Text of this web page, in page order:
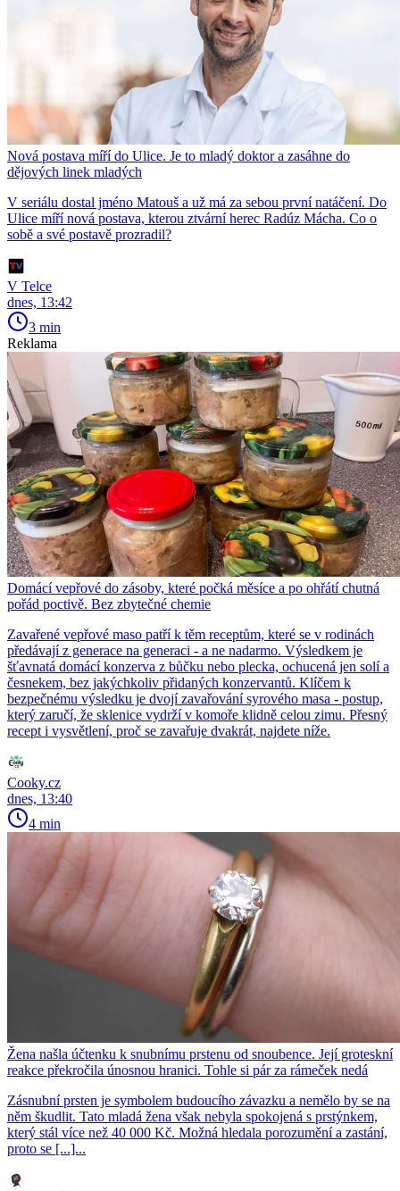
Nová postava míří do Ulice. Je to mladý doktor a zasáhne do
dějových linek mladých
V seriálu dostal jméno Matouš a už má za sebou první natáčení. Do
Ulice míří nová postava, kterou ztvární herec Radúz Mácha. Co o
sobě a své postavě prozradil?
V Telce
dnes, 13:42
3 min
Reklama
Domácí vepřové do zásoby, které počká měsíce a po ohřátí chutná
pořád poctivě. Bez zbytečné chemie
Zavařené vepřové maso patří k těm receptům, které se v rodinách
předávají z generace na generaci - a ne nadarmo. Výsledkem je
šťavnatá domácí konzerva z bůčku nebo plecka, ochucená jen solí a
česnekem, bez jakýchkoliv přidaných konzervantů. Klíčem k
bezpečnému výsledku je dvojí zavařování syrového masa - postup,
který zaručí, že sklenice vydrží v komoře klidně celou zimu. Přesný
recept i vysvětlení, proč se zavařuje dvakrát, najdete níže.
Cooky.cz
dnes, 13:40
4 min
Žena našla účtenku k snubnímu prstenu od snoubence. Její groteskní
reakce překročila únosnou hranici. Tohle si pár za rámeček nedá
Zásnubní prsten je symbolem budoucího závazku a nemělo by se na
něm škudlit. Tato mladá žena však nebyla spokojená s prstýnkem,
který stál více než 40 000 Kč. Možná hledala porozumění a zastání,
proto se [...]...